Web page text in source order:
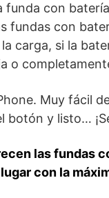
funda con
fundas con
carga, si la
o
Muy fácil
botón y listo…
las fundas
con la